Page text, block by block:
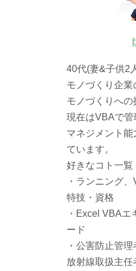
40代(妻&子供2
モノづくり企業
モノづくりへの
現在はVBAで管
マネジメント能
ています。
好きなコト一覧
・ランニング、
特技・資格
・Excel VBA
ード
・公害防止管理
放射線取扱主任